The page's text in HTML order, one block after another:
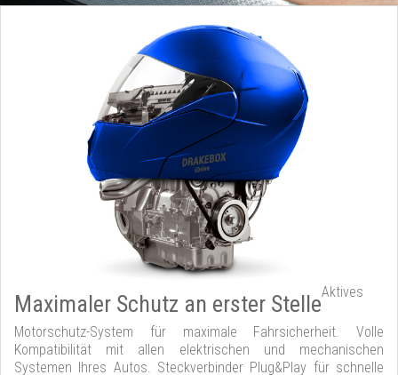
Maximaler Schutz an erster StelleAktives
Motorschutz-System für maximale Fahrsicherheit. Volle
Kompatibilität mit allen elektrischen und mechanischen
Systemen Ihres Autos. Steckverbinder Plug&Play für schnelle